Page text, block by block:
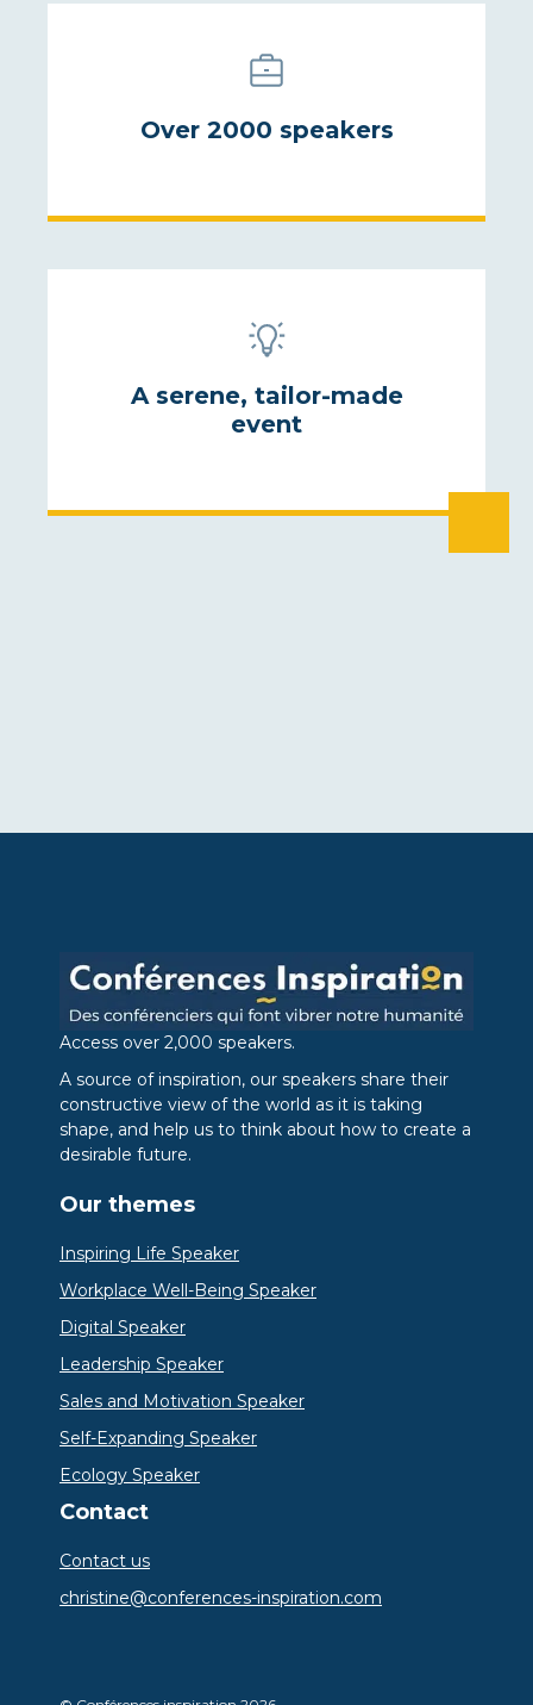
Over 2000 speakers
A serene, tailor-made
event
Access over 2,000 speakers.
A source of inspiration, our speakers share their
constructive view of the world as it is taking
shape, and help us to think about how to create a
desirable future.
Our themes
Inspiring Life Speaker
Workplace Well-Being Speaker
Digital Speaker
Leadership Speaker
Sales and Motivation Speaker
Self-Expanding Speaker
Ecology Speaker
Contact
Contact us
christine@conferences-inspiration.com